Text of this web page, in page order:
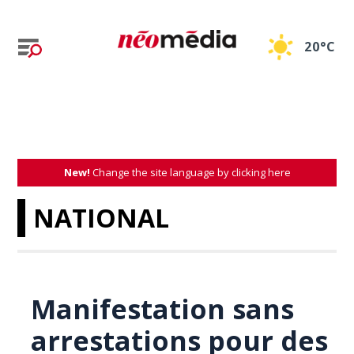
20°C
New! Change the site language by clicking here
NATIONAL
Manifestation sans
arrestations pour des